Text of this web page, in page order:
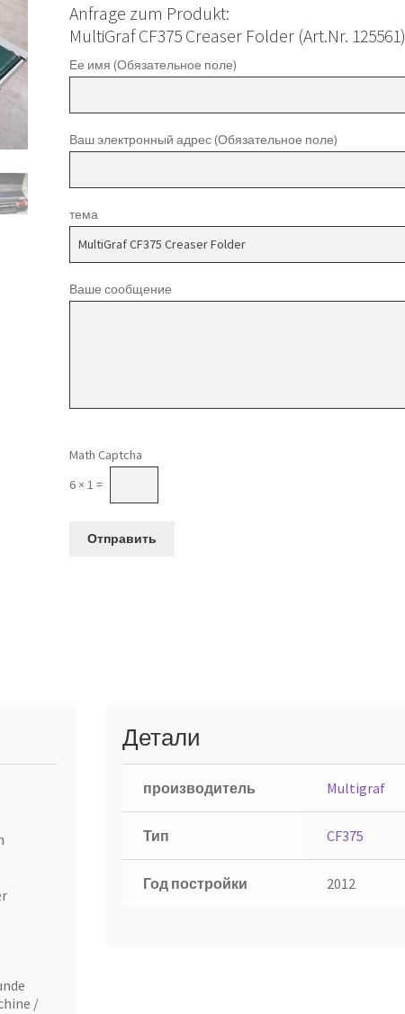
Anfrage zum Produkt:
MultiGraf CF375 Creaser Folder (Art.Nr. 125561)
Ее имя (Обязательное поле)
Ваш электронный адрес (Обязательное поле)
тема
Ваше сообщение
Math Captcha
6 × 1 =
/
Детали
производитель Multigraf
Тип CF375
Год постройки 2012